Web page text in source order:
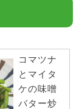
コマツナ
とマイタ
ケの味噌
バター炒